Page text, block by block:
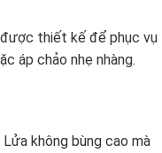
thiết kế để phục vụ
áp chảo nhẹ nhàng.
không bùng cao mà